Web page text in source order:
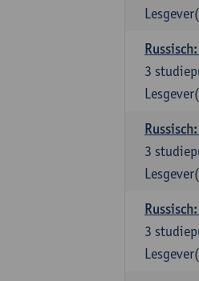
3
3
3